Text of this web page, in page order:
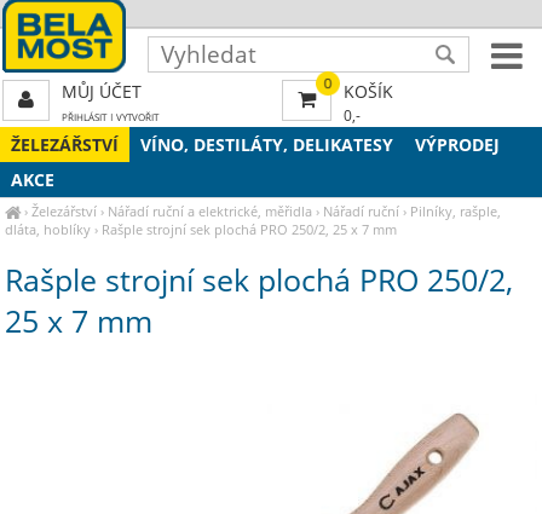
ŽELEZÁŘSTVÍ VÍNO, DESTILÁTY, DELIKATESY
VÝPRODEJ
AKCE
›Železářství › Nářadí ruční a elektrické, měřidla › Nářadí ruční › Pilníky, rašple,
dláta, hoblíky › Rašple strojní sek plochá PRO 250/2, 25 x 7 mm
Rašple strojní sek plochá PRO 250/2,
25 x 7 mm
0 KOŠÍK
0,-
MŮJ ÚČET
PŘIHLÁSIT| VYTVOŘIT